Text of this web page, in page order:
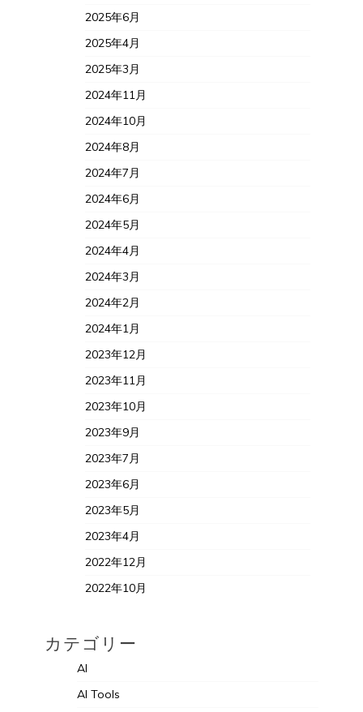
2025年6月
2025年4月
2025年3月
2024年11月
2024年10月
2024年8月
2024年7月
2024年6月
2024年5月
2024年4月
2024年3月
2024年2月
2024年1月
2023年12月
2023年11月
2023年10月
2023年9月
2023年7月
2023年6月
2023年5月
2023年4月
2022年12月
2022年10月
カテゴリー
AI
AI Tools